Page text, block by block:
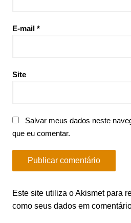
E-mail *
Site
Salvar meus dados neste
que eu comentar.
Este site utiliza o Akismet para
como seus dados em